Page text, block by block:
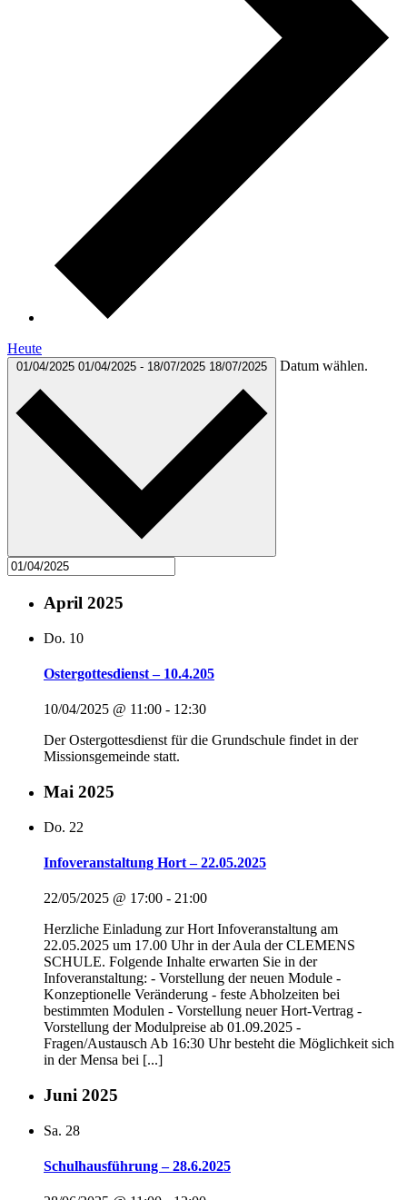
Heute
01/04/2025 01/04/2025 - 18/07/2025 18/07/2025 Datum wählen.
April 2025
Do. 10
Ostergottesdienst – 10.4.205
10/04/2025 @ 11:00 - 12:30
Der Ostergottesdienst für die Grundschule findet in der
Missionsgemeinde statt.
Mai 2025
Do. 22
Infoveranstaltung Hort – 22.05.2025
22/05/2025 @ 17:00 - 21:00
Herzliche Einladung zur Hort Infoveranstaltung am
22.05.2025 um 17.00 Uhr in der Aula der CLEMENS
SCHULE. Folgende Inhalte erwarten Sie in der
Infoveranstaltung: - Vorstellung der neuen Module -
Konzeptionelle Veränderung - feste Abholzeiten bei
bestimmten Modulen - Vorstellung neuer Hort-Vertrag -
Vorstellung der Modulpreise ab 01.09.2025 -
Fragen/Austausch Ab 16:30 Uhr besteht die Möglichkeit sich
in der Mensa bei [...]
Juni 2025
Sa. 28
Schulhausführung – 28.6.2025